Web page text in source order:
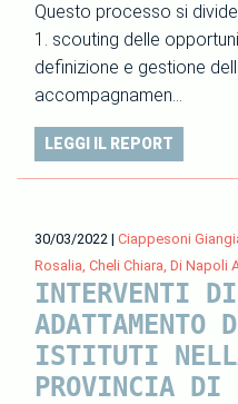
Questo processo si
1. scouting delle
definizione e gestione
accompagnamen…
LEGGI IL REPORT
30/03/2022 | Ciappesoni
Rosalia, Cheli Chiara, Di Napoli
INTERVENTI DI
ADATTAMENTO
ISTITUTI
PROVINCIA DI